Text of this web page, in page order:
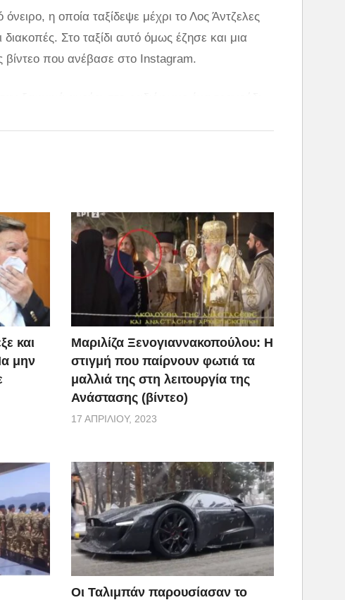
η οποία ταξίδεψε μέχρι το Λος Άντζελες
Στο ταξίδι αυτό όμως έζησε και μια
βίντεο που ανέβασε στο Instagram.
δεν μαγεύτηκε από τη φωνή της, αλλά
βίντεο που ήθελε να μοιραστεί η
και
μην
Μαριλίζα Ξενογιαννακοπούλου: Η
στιγμή που παίρνουν φωτιά τα
μαλλιά της στη λειτουργία της
Ανάστασης (βίντεο)
17 ΑΠΡΙΛΊΟΥ, 2023
Οι Ταλιμπάν παρουσίασαν το